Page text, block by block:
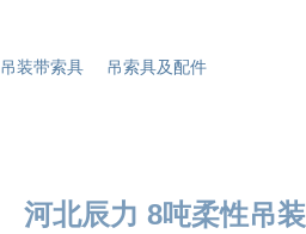
吊装带索具 吊索具及配件
河北辰力 8吨柔性吊